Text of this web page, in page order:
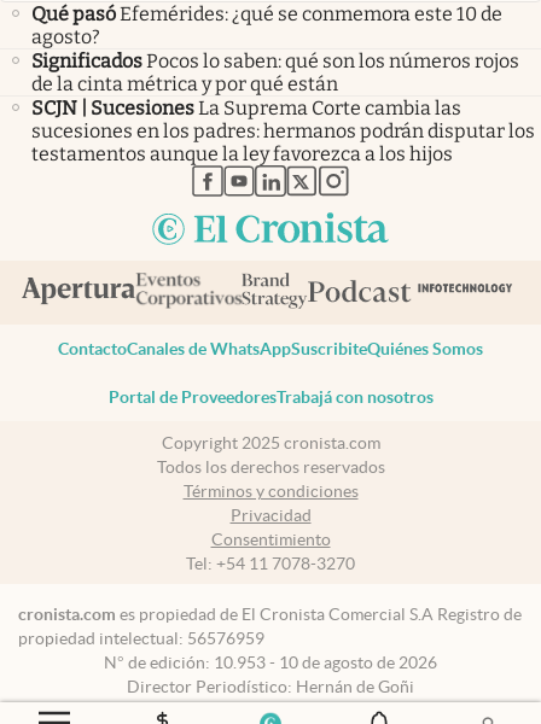
Qué pasóEfemérides: ¿qué se conmemora este 10 de
agosto?
SignificadosPocos lo saben: qué son los números rojos
de la cinta métrica y por qué están
SCJN | SucesionesLa Suprema Corte cambia las
sucesiones en los padres: hermanos podrán disputar los
testamentos aunque la ley favorezca a los hijos
abre en nueva pestaña
abre en nueva pestaña
abre en nueva pestaña
abre en nueva pestaña
abre en nueva pestaña
ContactoCanales de WhatsAppSuscribiteQuiénes Somos
Portal de ProveedoresTrabajá con nosotros
Copyright 2025 cronista.com
Todos los derechos reservados
Términos y condiciones
Privacidad
Consentimiento
Tel: +54 11 7078-3270
cronista.com es propiedad de El Cronista Comercial S.A Registro de
propiedad intelectual: 56576959
N° de edición: 10.953 - 10 de agosto de 2026
Director Periodístico: Hernán de Goñi